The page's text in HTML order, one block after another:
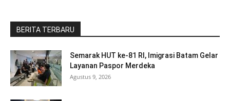
BERITA TERBARU
Semarak HUT ke-81 RI, Imigrasi Batam Gelar
Layanan Paspor Merdeka
Agustus 9, 2026